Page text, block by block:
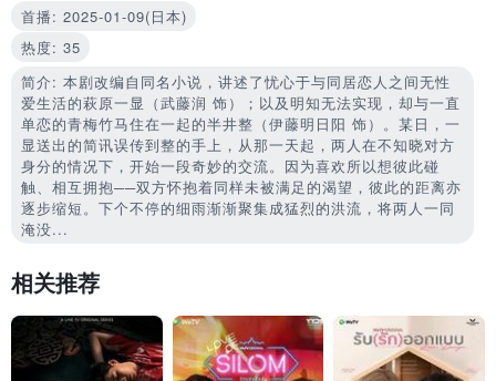
首播: 2025-01-09(日本)
热度: 35
简介: 本剧改编自同名小说，讲述了忧心于与同居恋人之间无性
爱生活的萩原一显（武藤润 饰）；以及明知无法实现，却与一直
单恋的青梅竹马住在一起的半井整（伊藤明日阳 饰）。某日，一
显送出的简讯误传到整的手上，从那一天起，两人在不知晓对方
身分的情况下，开始一段奇妙的交流。因为喜欢所以想彼此碰
触、相互拥抱──双方怀抱着同样未被满足的渴望，彼此的距离亦
逐步缩短。下个不停的细雨渐渐聚集成猛烈的洪流，将两人一同
淹没...
相关推荐